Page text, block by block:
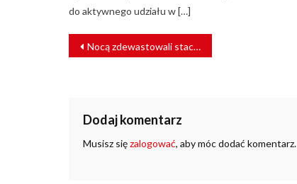
do aktywnego udziału w […]
NAWIGACJA
WPISU
Nocą zdewastowali stację metra. Sprawców uchwyciły kamery [VIDEO]
Dodaj komentarz
Musisz sięzalogować, aby móc dodać komentarz.